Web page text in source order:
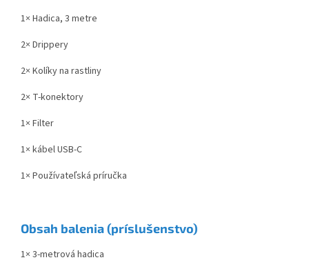
1× Hadica, 3 metre
2× Drippery
2× Kolíky na rastliny
2× T-konektory
1× Filter
1× kábel USB-C
1× Používateľská príručka
Obsah balenia (príslušenstvo)
1× 3-metrová hadica